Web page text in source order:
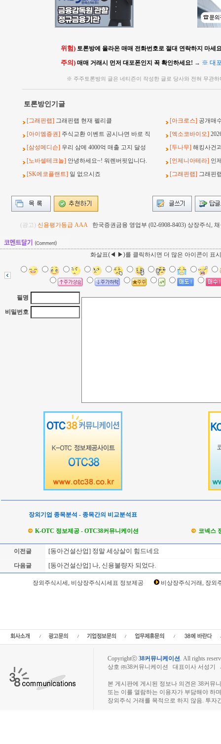
위험) 토론방에 올라온 매매 전화번호로 절대 연락하지 마세
주의) 매매 거래시 먼저 대포폰인지 꼭 확인하세요! → ※ 대
※ 주주토론방의 글은 네티즌이 작성한 글로 당사와 전혀 무관
토론방인기글
[그래핀랩] 그래핀랩 현재 펠리클 [아크로스] 공개매
[아이엠증권] 주식교환 이벤트 공시나면 바로 직 [엑소코바이오]
[삼성메디슨] 우리 삼메 4000억 매출 고지 달성 [두나무] 해킹사건
[노바셀테크놀] 안녕하세요~! 워렌버핏입니다. [인제니아테라] 인
[SK에코플랜트] 일 없으시죠 [그래핀랩] 그래핀
(광고) 신용평가등급 AAA 한국증권금융 영업부 (02-6908-8403) 상장주식,
화살표(◀ ▶)를 클릭하시면 더 많은 아이콘이 표
필명
비밀번호
장외기업 종목분석 - 종목간의 비교분석표
K-OTC 정보제공 - OTC38커뮤니케이션 코넥스
이전글 [동아건설산업] 정말 세상살이 힘드네요
다음글 [동아건설산업] 나, 신용불량자 되었다.
장외주식시세, 비상장주식시세표 정보제공
비상장주식거래, 장외
Copyrightⓒ 38커뮤니케이션. All rights
상호 ㈜38커뮤니케이션 대표이사 서성기
본 게시판에 게시된 정보나 의견은 38커뮤
또는 이를 열람하는 이용자가 부담해야 하
장외주식 거래를 목적으로 하지 않음. 투